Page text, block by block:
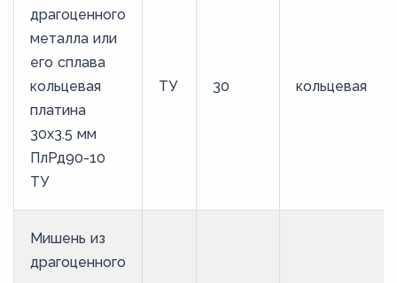
драгоценного
металла или
его сплава
кольцевая
платина
30х3.5 мм
ПлРд90-10
ТУ
ТУ 30 кольцевая
Мишень из
драгоценного